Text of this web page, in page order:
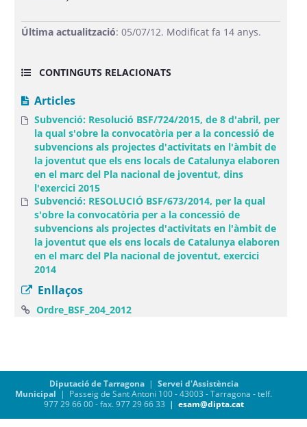
Última actualització: 05/07/12. Modificat fa 14 anys.
CONTINGUTS RELACIONATS
Articles
Subvenció: Resolució BSF/724/2015, de 8 d'abril, per
la qual s'obre la convocatòria per a la concessió de
subvencions als projectes d'activitats en l'àmbit de
la joventut que els ens locals de Catalunya elaboren
en el marc del Pla nacional de joventut, dins
l'exercici 2015
Subvenció: RESOLUCIÓ BSF/673/2014, per la qual
s'obre la convocatòria per a la concessió de
subvencions als projectes d'activitats en l'àmbit de
la joventut que els ens locals de Catalunya elaboren
en el marc del Pla nacional de joventut, exercici
2014
Enllaços
Ordre_BSF_204_2012(Obre una finestra nova)
Diputació de Tarragona| Servei d'Assistència
Municipal | Passeig de Sant Antoni 100 - 43003 - Tarragona - telf.
977 29 66 00 - fax. 977 29 66 33 | esam@dipta.cat